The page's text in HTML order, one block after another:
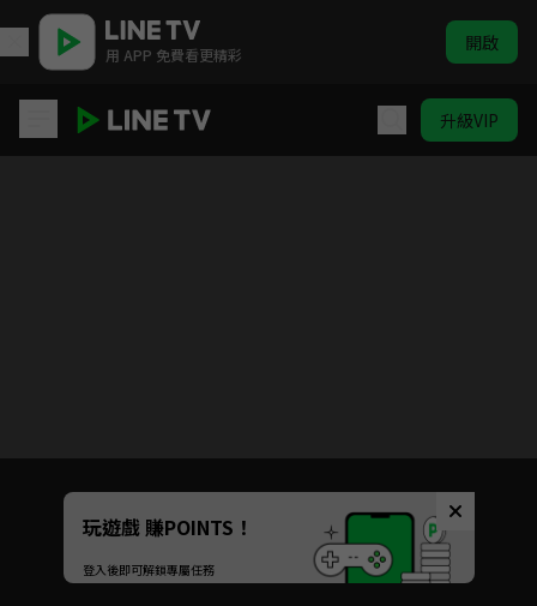
用 APP 免費看更精彩 開啟
升級VIP
Unmute
玩遊戲 賺POINTS！
登入後即可解鎖專屬任務